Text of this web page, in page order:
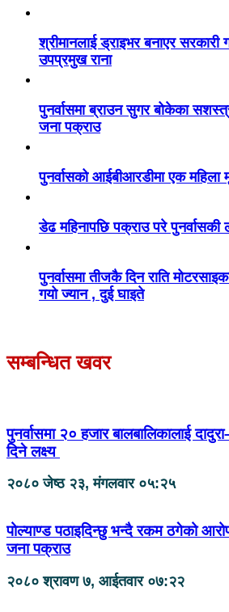
श्रीमानलाई ड्राइभर बनाएर सरकारी
उपप्रमुख राना
पुनर्वासमा ब्राउन सुगर बोकेका
जना पक्राउ
पुनर्वासको आईबीआरडीमा एक महिला
डेढ महिनापछि पक्राउ परे पुनर्वासकी
पुनर्वासमा तीजकै दिन राति
गयो ज्यान , दुई घाइते
सम्बन्धित खवर
पुनर्वासमा २० हजार बालबालिकालाई
दिने लक्ष्य
२०८० जेष्ठ २३, मंगलवार ०५:२५
पोल्‍याण्ड पठाइदिन्छु भन्दै रकम ठगेको
जना पक्राउ
२०८० श्रावण ७, आईतवार ०७:२२